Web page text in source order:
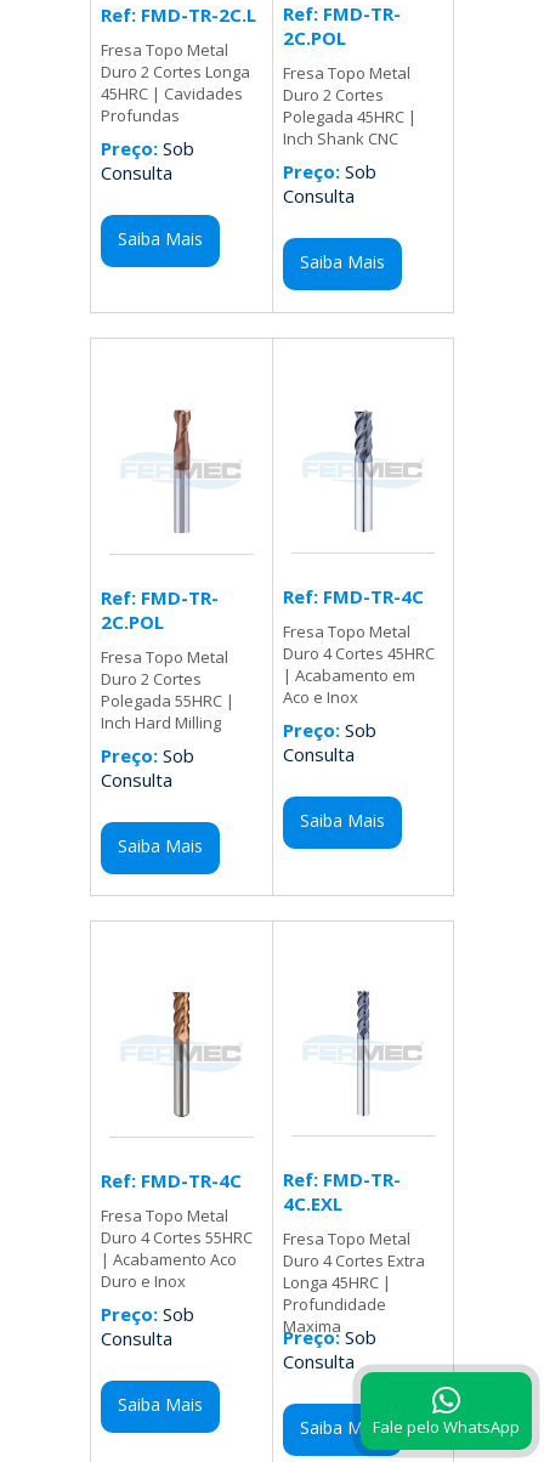
Ref: FMD-TR-2C.L
Fresa Topo Metal
Duro 2 Cortes Longa
45HRC | Cavidades
Profundas
Preço: Sob
Consulta
Saiba Mais
Ref: FMD-TR-
2C.POL
Fresa Topo Metal
Duro 2 Cortes
Polegada 45HRC |
Inch Shank CNC
Preço:Sob
Consulta
Saiba Mais
Ref: FMD-TR-
2C.POL
Fresa Topo Metal
Duro 2 Cortes
Polegada 55HRC |
Inch Hard Milling
Preço: Sob
Consulta
Saiba Mais
Ref: FMD-TR-4C
Fresa Topo Metal
Duro 4 Cortes 45HRC
| Acabamento em
Aco e Inox
Preço:Sob
Consulta
Saiba Mais
Ref: FMD-TR-4C
Fresa Topo Metal
Duro 4 Cortes 55HRC
| Acabamento Aco
Duro e Inox
Preço: Sob
Consulta
Saiba Mais
Ref: FMD-TR-
4C.EXL
Fresa Topo Metal
Duro 4 Cortes Extra
Longa 45HRC |
Profundidade
Maxima
Preço:Sob
Consulta
Saiba MaisFale pelo WhatsApp